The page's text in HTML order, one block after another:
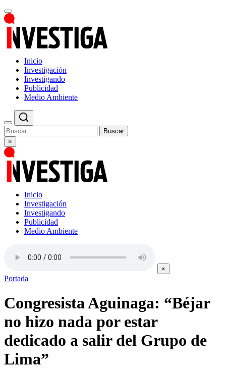
Inicio
Investigación
Investigando
Publicidad
Medio Ambiente
Buscar
×
Inicio
Investigación
Investigando
Publicidad
Medio Ambiente
×
Portada
Congresista Aguinaga: “Béjar
no hizo nada por estar
dedicado a salir del Grupo de
Lima”